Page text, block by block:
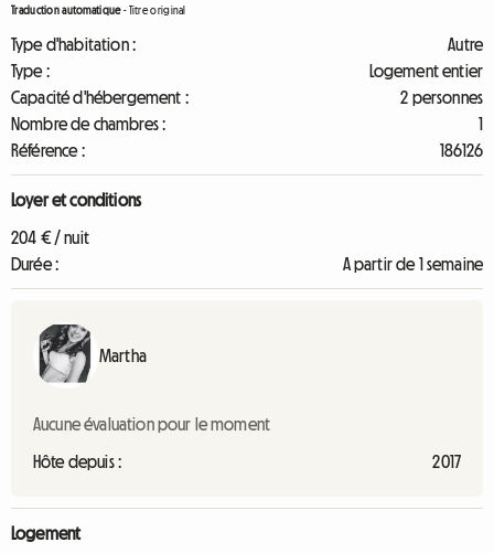
Traduction automatique-Titre original
Type d'habitation :
Autre
Type :
Logement entier
Capacité d'hébergement :
2 personnes
Nombre de chambres :
1
Référence :
186126
Loyer et conditions
204 € / nuit
Durée :
A partir de 1 semaine
Martha
Aucune évaluation pour le moment
Hôte depuis : 2017
Logement